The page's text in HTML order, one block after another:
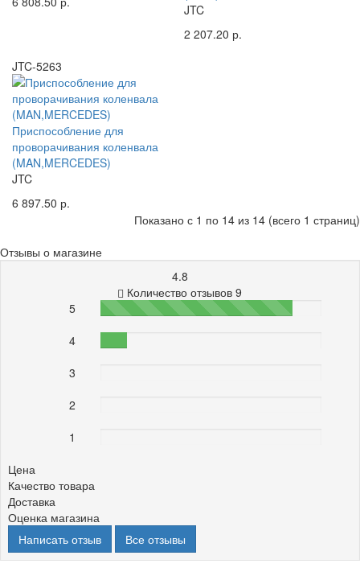
JTC
2 207.20 р.
JTC-5263
Приспособление для
проворачивания коленвала
(MAN,MERCEDES)
JTC
6 897.50 р.
Показано с 1 по 14 из 14 (всего 1 страниц)
Отзывы о магазине
4.8
Количество отзывов 9
5
87%
4
3
2
1
Цена
Качество товара
Доставка
Оценка магазина
Написать отзыв
Все отзывы